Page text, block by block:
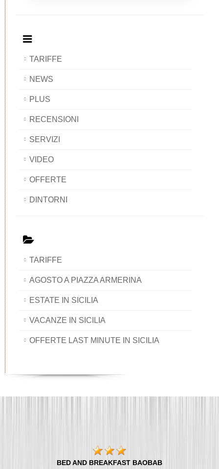
TARIFFE
NEWS
PLUS
RECENSIONI
SERVIZI
VIDEO
OFFERTE
DINTORNI
TARIFFE
AGOSTO A PIAZZA ARMERINA
ESTATE IN SICILIA
VACANZE IN SICILIA
OFFERTE LAST MINUTE IN SICILIA
BED AND BREAKFAST BAOBAB